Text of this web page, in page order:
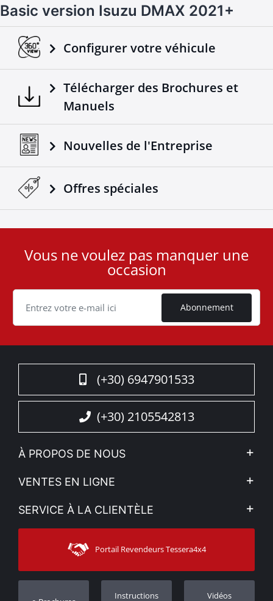
Basic version Isuzu DMAX 2021+
Configurer votre véhicule
Télécharger des Brochures et
Manuels
Nouvelles de l'Entreprise
Offres spéciales
User
Cookie
Vous ne voulez pas manquer une
occasion
Abonnement
(+30) 6947901533
(+30) 2105542813
À PROPOS DE NOUS
L'entreprise
Voir nos actualités
Sitemap
VENTES EN LIGNE
Mon compte
Moyens d’expédition
SERVICE À LA CLIENTÈLE
Contacter
Assistance aux clients
Suivi des commandes
Portail Revendeurs Tessera4x4
Instructions Vidéos